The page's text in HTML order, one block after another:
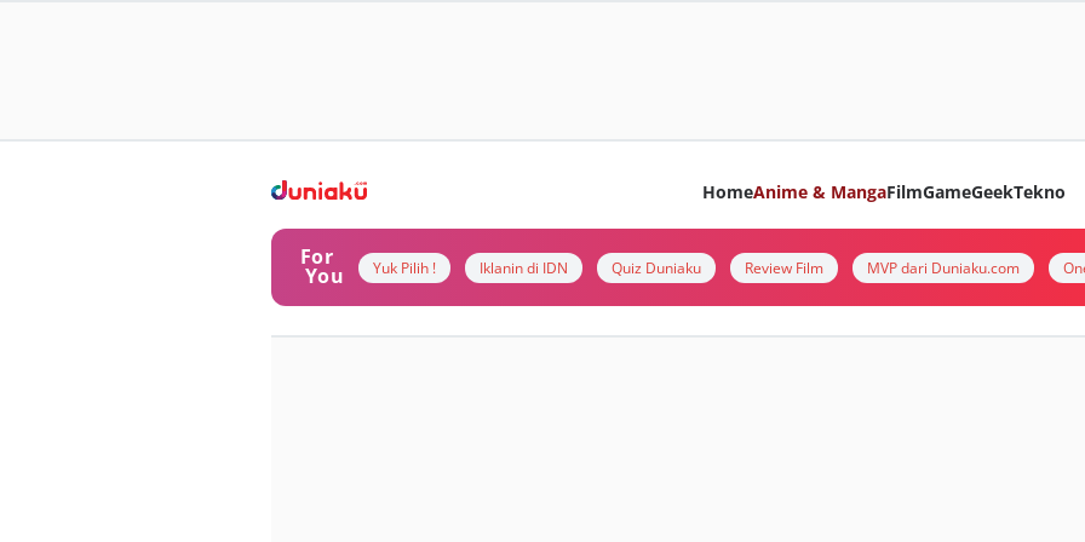
HomeAnime & MangaFilmGameGeekTekno
For
You Yuk Pilih ! Iklanin di IDN Quiz Duniaku Review Film MVP dari Duniaku.com